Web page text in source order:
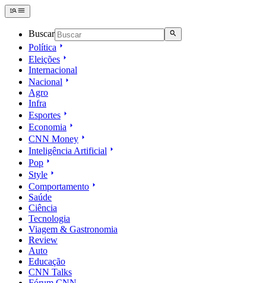
Buscar
Política
Eleições
Internacional
Nacional
Agro
Infra
Esportes
Economia
CNN Money
Inteligência Artificial
Pop
Style
Comportamento
Saúde
Ciência
Tecnologia
Viagem & Gastronomia
Review
Auto
Educação
CNN Talks